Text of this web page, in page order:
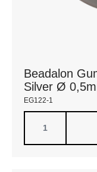
Beadalon
Silver Ø
EG122-1